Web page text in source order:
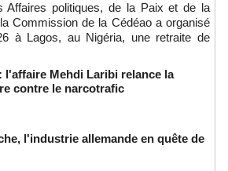
Affaires politiques, de la Paix et de la
Commission de la Cédéao a organisé
à Lagos, au Nigéria, une retraite de
l'affaire Mehdi Laribi relance la
contre le narcotrafic
l'industrie allemande en quête de